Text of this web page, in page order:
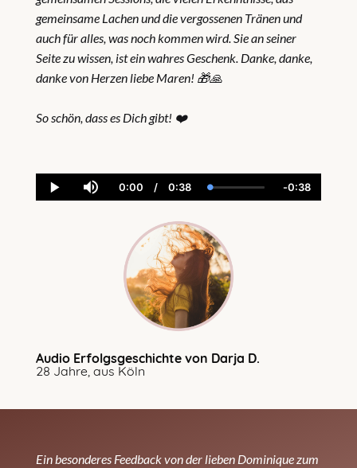
gemeinsame Lachen und die vergossenen Tränen und
auch für alles, was noch kommen wird. Sie an seiner
Seite zu wissen, ist ein wahres Geschenk. Danke, danke,
danke von Herzen liebe Maren! 🎁🙏
So schön, dass es Dich gibt! ❤️
Play Mute
Current
Time
0:00 / Duration
0:38 Loaded:
4.24%
Remaining
Time
-0:38
Audio Erfolgsgeschichte von Darja D.
28 Jahre, aus Köln
Ein besonderes Feedback von der lieben Dominique zum